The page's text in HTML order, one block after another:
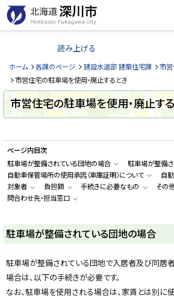
本
文
へ
ー
北
道
深
川
市
H
k
a
d
o
F
u
k
a
w
a
i
t
y
読み上げる
ホーム 各課のページ 建設水道部 建築住宅課
市営
市営住宅の駐車場を使用・廃止するとき
市営住宅の駐車場を使用・廃止す
ページ内目次
駐車場が整備されている団地の場合
駐車場が整備
自動車保管場所の使用承諾（車庫証明）について
自
対象者
負担額 手続きに必要なもの その
問合わせ先・担当窓口
駐車場が整備されている団地の場合
駐車場が整備されている団地で入居者及び同居
場合は、以下の手続きが必要です。
なお、駐車場を使用される場合は、家賃とは別に